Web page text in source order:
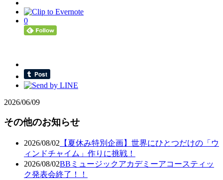
0
2026/06/09
その他のお知らせ
2026/08/02 【夏休み特別企画】世界にひとつだけの「ウ
ィンドチャイム」作りに挑戦！
2026/08/02BBミュージックアカデミーアコースティッ
ク発表会終了！！